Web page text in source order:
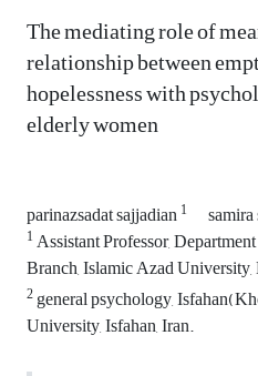
The mediating role of
relationship between
hopelessness with
elderly women
parinazsadat sajjadian1
1Assistant Professor,
Branch, Islamic Azad
2general psychology,
University, Isfahan, Iran.